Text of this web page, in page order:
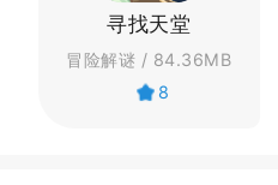
寻找天堂
冒险解谜 / 84.36MB
8